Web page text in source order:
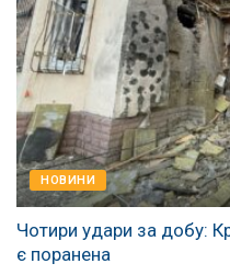
НОВИНИ
Чотири удари за добу:
є поранена